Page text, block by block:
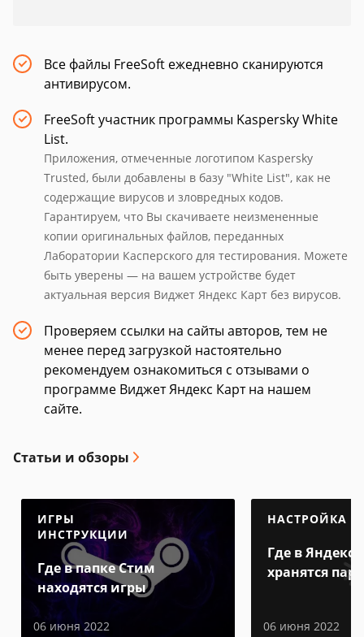
Все файлы FreeSoft ежедневно сканируются
антивирусом.
FreeSoft участник программы Kaspersky White
List.
Приложения, отмеченные логотипом Kaspersky
Trusted, были добавлены в базу "White List", как не
содержащие вирусов и зловредных кодов.
Гарантируем, что Вы скачиваете неизмененные
копии оригинальных файлов, переданных
Лаборатории Касперского для тестирования. Можете
быть уверены — на вашем устройстве будет
актуальная версия Виджет Яндекс Карт без вирусов.
Проверяем ссылки на сайты авторов, тем не
менее перед загрузкой настоятельно
рекомендуем ознакомиться с отзывами о
программе Виджет Яндекс Карт на нашем
сайте.
Статьи и обзоры
ИГРЫ
ИНСТРУКЦИИ
Где в папке Стим
находятся игры
06 июня 2022
НАСТРОЙКА
Где в Яндекс
хранятся
06 июня 2022